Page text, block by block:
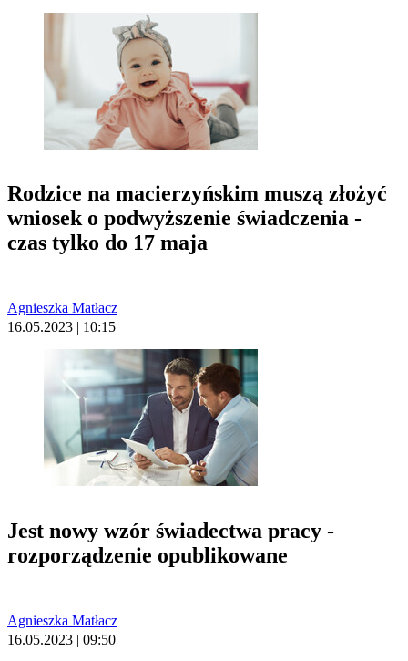
Rodzice na macierzyńskim muszą złożyć
wniosek o podwyższenie świadczenia -
czas tylko do 17 maja
Agnieszka Matłacz
16.05.2023 | 10:15
Jest nowy wzór świadectwa pracy -
rozporządzenie opublikowane
Agnieszka Matłacz
16.05.2023 | 09:50